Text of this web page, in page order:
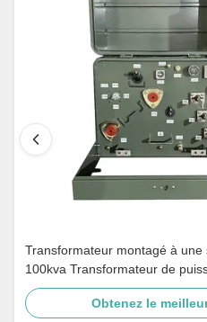
Transformateur montagé à une
100kva Transformateur de
descendante de 4160V à 240V
Obtenez le